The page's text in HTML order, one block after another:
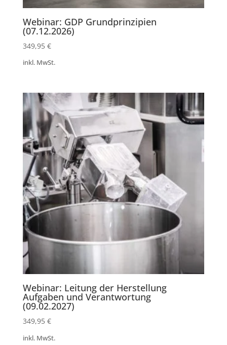
Webinar: GDP Grundprinzipien
(07.12.2026)
349,95 €
inkl. MwSt.
Webinar: Leitung der Herstellung
Aufgaben und Verantwortung
(09.02.2027)
349,95 €
inkl. MwSt.